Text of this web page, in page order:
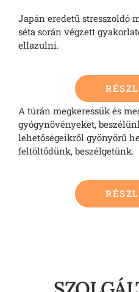
A túrán megkeressük és
gyógynövényeket,
lehetőségeikről gyönyörű
feltöltődünk, beszélgetünk.
Japán eredetű stresszoldó
séta során végzett
ellazulni.